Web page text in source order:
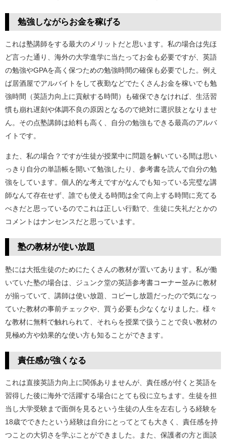
勉強しながらお金を稼げる
これは塾講師をする最大のメリットだと思います。私の場合は先ほ
ど言った通り、海外の大学進学に当たってお金も必要ですが、英語
の勉強やGPAを高く保つための勉強時間の確保も必要でした。例え
ば居酒屋でアルバイトをして夜勤などでたくさんお金を稼いでも勉
強時間（英語力向上に貢献する時間）も確保できなければ、生活習
慣も崩れ遅刻や体調不良の原因となるので絶対に選択肢となりませ
ん。その点塾講師は給料も高く、自分の勉強もできる最高のアルバ
イトです。
また、私の場合？ですが生徒が授業中に問題を解いている間は思い
っきり自分の単語帳を開いて勉強したり、参考書を読んで自分の勉
強をしています。個人的な考えですがなんでも知っている完璧な講
師なんて存在せず、誰でも使える時間は全て向上する時間に充てる
べきだと思っているのでこれは正しい行動で、生徒に失礼だとかの
コメントはナンセンスだと思っています。
塾の教材が使い放題
塾には大抵生徒のためにたくさんの教材が置いてあります。私が働
いていた塾の場合は、ジュンク堂の英語参考書コーナー並みに教材
が揃っていて、講師は使い放題、コピーし放題だったので気になっ
ていた教材の事前チェックや、買う必要も少なくなりました。様々
な教材に無料で触れられて、それらを授業で扱うことで良い教材の
見極め方や効果的な使い方も知ることができます。
責任感が強くなる
これは直接英語力向上に関係ありませんが、責任感が付くと英語を
習得した後に海外で活躍する場合にとても役に立ちます。生徒を担
当し大学受験まで面倒を見るという生徒の人生を左右しうる経験を
18歳でできたという経験は自分にとってとても大きく、責任感を持
つことの大切さを学ぶことができました。また、保護者の方と面談